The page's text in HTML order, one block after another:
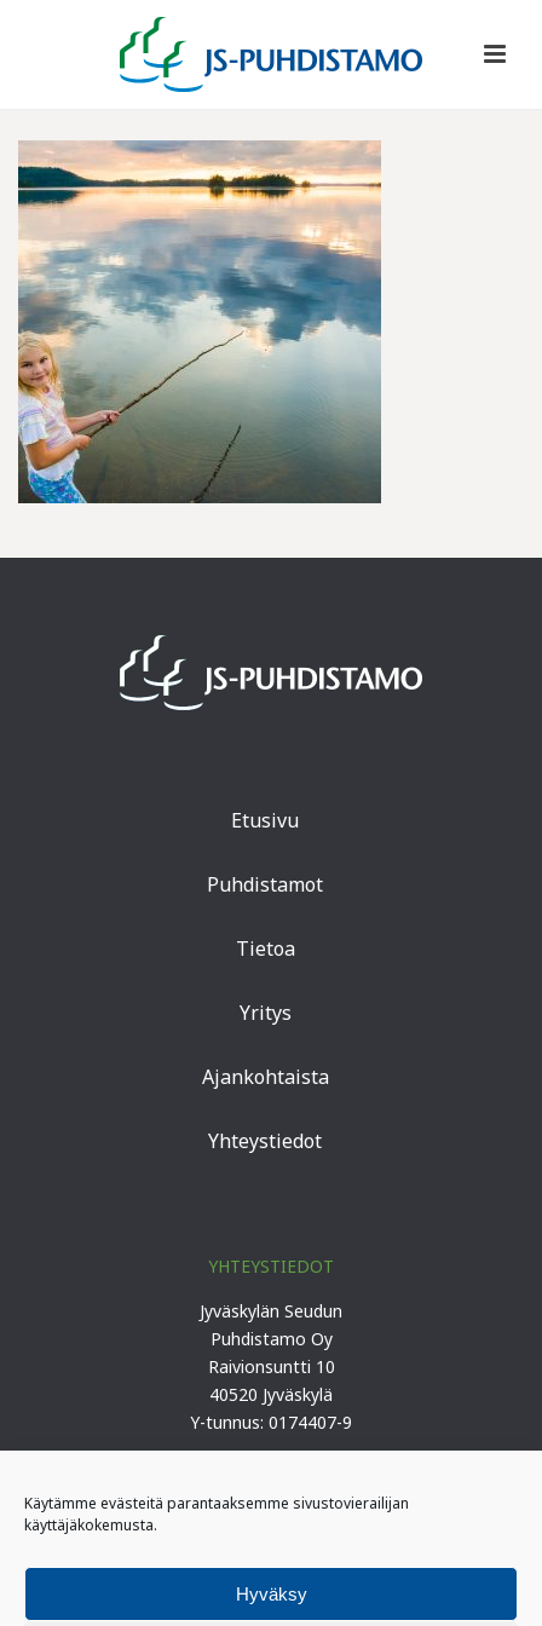
Käytämme evästeitä parantaaksemme sivustovierailijan
käyttäjäkokemusta.
Hyväksy
Etusivu
Puhdistamot
Tietoa
Yritys
Ajankohtaista
Yhteystiedot
YHTEYSTIEDOT
Jyväskylän Seudun
Puhdistamo Oy
Raivionsuntti 10
40520 Jyväskylä
Y-tunnus: 0174407-9
I-päivystäjä: 0400 406 340
(kiireelliset ilmoitukset)